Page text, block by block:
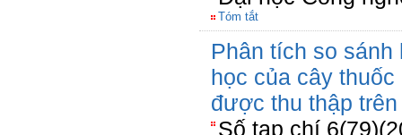
Tóm tắt
Phân tích so
học của cây
được thu thập
Số tạp chí